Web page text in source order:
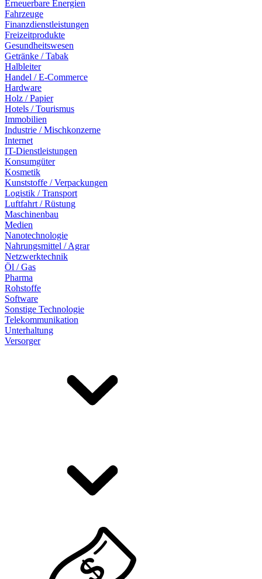
Erneuerbare Energien
Fahrzeuge
Finanzdienstleistungen
Freizeitprodukte
Gesundheitswesen
Getränke / Tabak
Halbleiter
Handel / E-Commerce
Hardware
Holz / Papier
Hotels / Tourismus
Immobilien
Industrie / Mischkonzerne
Internet
IT-Dienstleistungen
Konsumgüter
Kosmetik
Kunststoffe / Verpackungen
Logistik / Transport
Luftfahrt / Rüstung
Maschinenbau
Medien
Nanotechnologie
Nahrungsmittel / Agrar
Netzwerktechnik
Öl / Gas
Pharma
Rohstoffe
Software
Sonstige Technologie
Telekommunikation
Unterhaltung
Versorger